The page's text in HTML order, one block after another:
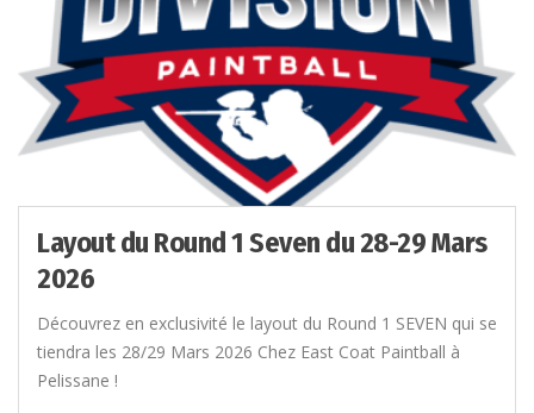
Layout du Round 1 Seven du 28-29 Mars
2026
Découvrez en exclusivité le layout du Round 1 SEVEN qui se
tiendra les 28/29 Mars 2026 Chez East Coat Paintball à
Pelissane !